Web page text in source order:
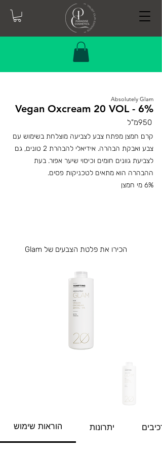
Absolutely Glam
Vegan Oxcream 20 VOL - 6%
950מ"ל
קרם חמצן מפתח צבע לצביעה מוצלחת בשימוש עם
צבע ואבקת הבהרה. אידיאלי להבהרת 2 טונים, גם
לצביעת גוונים חומים וכיסוי שיער אפור. בעת
ההבהרה הוא מתאים לטכניקות פסים.
6% מי חמצן
הכירו את פלטת הצבעים של Glam
הוראות שימוש יתרונות